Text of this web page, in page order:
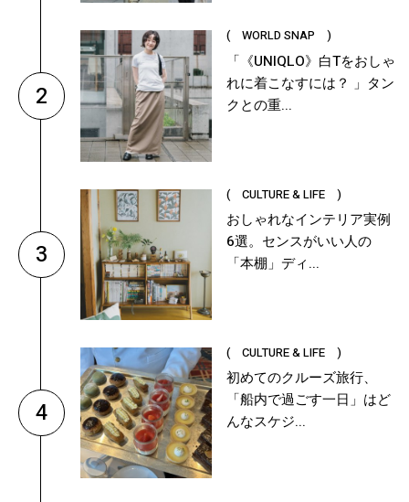
2
( WORLD SNAP )
「《UNIQLO》白Tをおしゃ
れに着こなすには？ 」タン
クとの重...
3
( CULTURE & LIFE )
おしゃれなインテリア実例
6選。センスがいい人の
「本棚」ディ...
4
( CULTURE & LIFE )
初めてのクルーズ旅行、
「船内で過ごす一日」はど
んなスケジ...